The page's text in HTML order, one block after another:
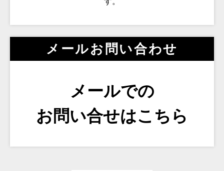
メールお問い合わせ
メールでの
お問い合せはこちら